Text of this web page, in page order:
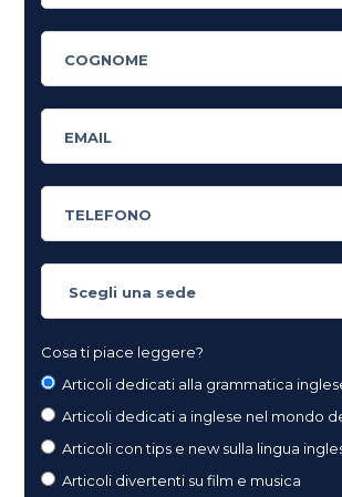
Cosa ti piace leggere?
Articoli dedicati alla grammatica
Articoli dedicati a inglese nel mondo
Articoli con tips e new sulla lingua
Articoli divertenti su film e musica